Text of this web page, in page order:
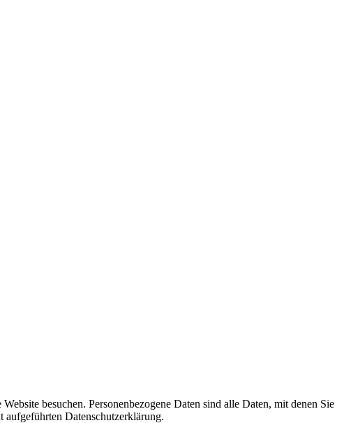
besuchen. Personenbezogene Daten sind alle Daten, mit denen Sie
Datenschutzerklärung.